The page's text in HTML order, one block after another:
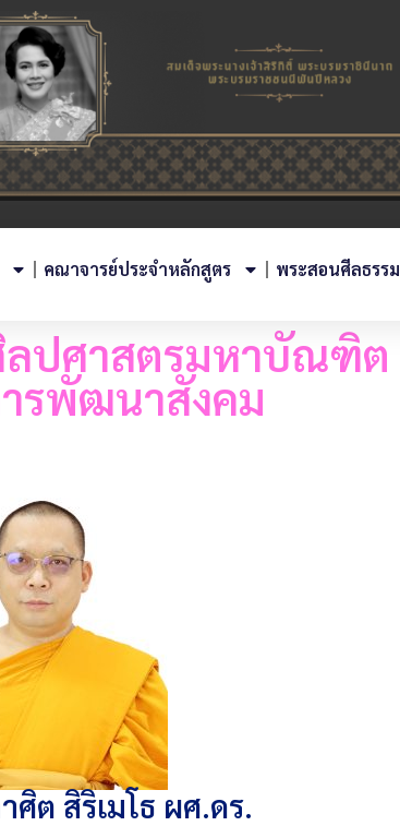
คณาจารย์ประจำหลักสูตร พระสอนศีลธรรม
ลปศาสตรมหาบัณฑิต
รพัฒนาสังคม
ต สิริเมโธ ผศ.ดร.